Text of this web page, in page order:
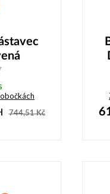
744,51Kč